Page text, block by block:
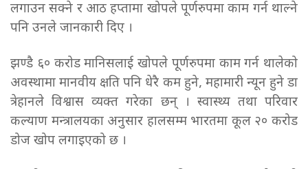
लगाउन सक्ने र आठ हप्तामा खोपले पूर्णरुपमा काम गर्न थाल्ने
पनि उनले जानकारी दिए ।
झण्डै ६० करोड मानिसलाई खोपले पूर्णरुपमा काम गर्न थालेको
अवस्थामा मानवीय क्षति पनि धेरै कम हुने, महामारी न्यून हुने डा
त्रेहानले विश्वास व्यक्त गरेका छन् । स्वास्थ्य तथा परिवार
कल्याण मन्त्रालयका अनुसार हालसम्म भारतमा कूल २० करोड
डोज खोप लगाइएको छ ।